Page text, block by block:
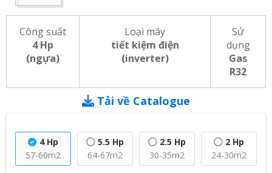
Công suất
4 Hp
(ngựa)
Loại máy
tiết kiệm điện
(inverter)
Sử
dụng
Gas
R32
Tải về Catalogue
4 Hp
57-60m2
5.5 Hp
64-67m2
2.5 Hp
30-35m2
2 Hp
24-30m2